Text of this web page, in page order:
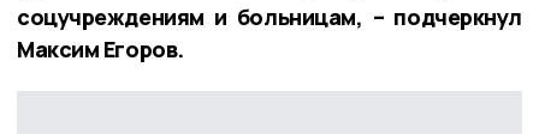
соцучреждениям и больницам, – подчеркнул
Максим Егоров.